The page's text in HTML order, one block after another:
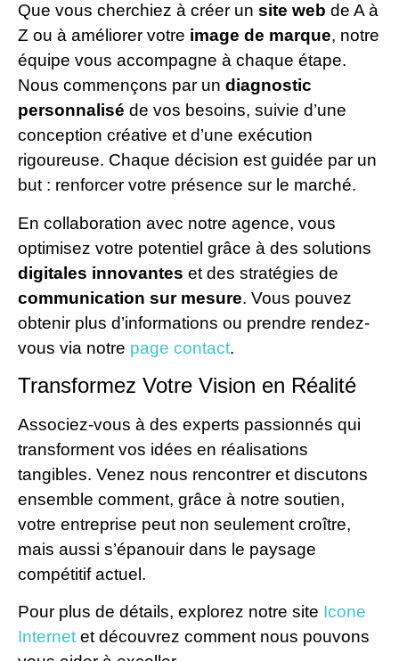
Que vous cherchiez à créer un site web de A à
Z ou à améliorer votre image de marque, notre
équipe vous accompagne à chaque étape.
Nous commençons par un diagnostic
personnalisé de vos besoins, suivie d’une
conception créative et d’une exécution
rigoureuse. Chaque décision est guidée par un
but : renforcer votre présence sur le marché.
En collaboration avec notre agence, vous
optimisez votre potentiel grâce à des solutions
digitales innovantes et des stratégies de
communication sur mesure. Vous pouvez
obtenir plus d’informations ou prendre rendez-
vous via notre page contact.
Transformez Votre Vision en Réalité
Associez-vous à des experts passionnés qui
transforment vos idées en réalisations
tangibles. Venez nous rencontrer et discutons
ensemble comment, grâce à notre soutien,
votre entreprise peut non seulement croître,
mais aussi s’épanouir dans le paysage
compétitif actuel.
Pour plus de détails, explorez notre site Icone
Internet et découvrez comment nous pouvons